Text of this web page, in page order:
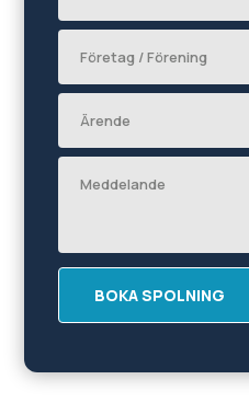
BOKA SPOLNING